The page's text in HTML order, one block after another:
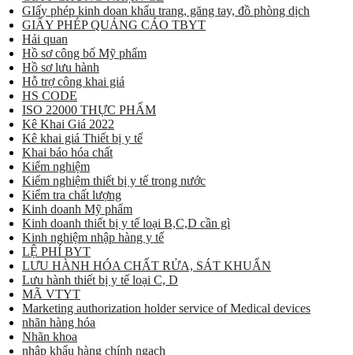
GIấy phép kinh doan khẩu trang, găng tay, đồ phòng dịch
GIẤY PHÉP QUẢNG CÁO TBYT
Hải quan
Hồ sơ công bố Mỹ phẩm
Hồ sơ lưu hành
Hỗ trợ công khai giá
HS CODE
ISO 22000 THỰC PHẨM
Kê Khai Giá 2022
Kê khai giá Thiết bị y tế
Khai báo hóa chất
Kiểm nghiệm
Kiểm nghiệm thiết bị y tế trong nước
Kiểm tra chất lượng
Kinh doanh Mỹ phẩm
Kinh doanh thiết bị y tế loại B,C,D cần gì
Kinh nghiệm nhập hàng y tế
LỆ PHÍ BYT
LƯU HÀNH HÓA CHẤT RỬA, SÁT KHUẨN
Lưu hành thiết bị y tế loại C, D
MÃ VTYT
Marketing authorization holder service of Medical devices
nhãn hàng hóa
Nhãn khoa
nhập khẩu hàng chính ngạch